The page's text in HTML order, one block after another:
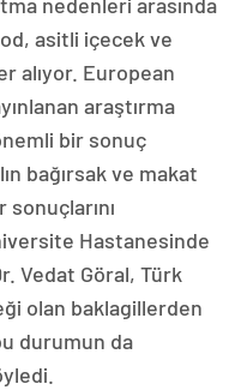
asitli içecek ve
alıyor. European
araştırma
bir sonuç
bağırsak ve makat
Hastanesinde
Vedat Göral, Türk
olan baklagillerden
durumun da